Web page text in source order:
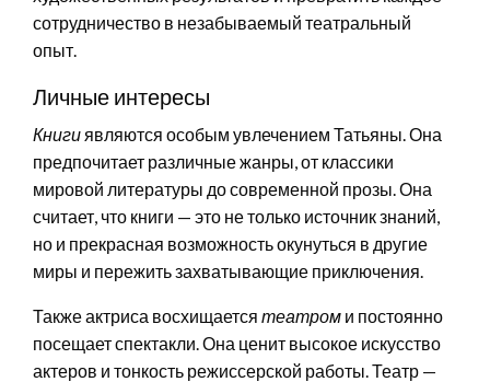
сотрудничество в незабываемый театральный
опыт.
Личные интересы
Книги являются особым увлечением Татьяны. Она
предпочитает различные жанры, от классики
мировой литературы до современной прозы. Она
считает, что книги — это не только источник знаний,
но и прекрасная возможность окунуться в другие
миры и пережить захватывающие приключения.
Также актриса восхищается театром и постоянно
посещает спектакли. Она ценит высокое искусство
актеров и тонкость режиссерской работы. Театр —